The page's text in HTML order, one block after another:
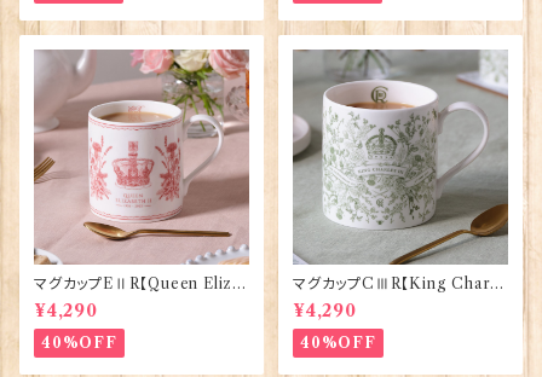
マグカップEⅡR【Queen Eliza
bethⅡ Commemorative】Vi
ctoria Eggs 50126
¥4,290
40%OFF
マグカップCⅢR【King Charle
sⅢ Coronation】Victoria E
ggs 50127
¥4,290
40%OFF